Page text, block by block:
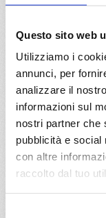
Questo sito web
Utilizziamo i
annunci, per
analizzare il
informazioni sul
nostri partner che
pubblicità e social
con altre
raccolto dal tuo
€